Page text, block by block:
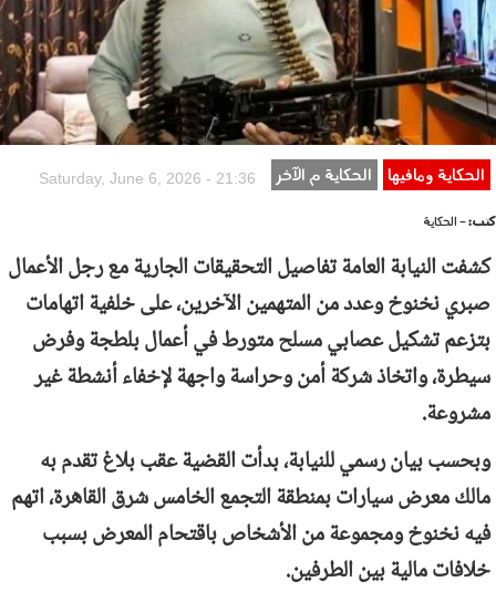
الحكاية ومافيها الحكاية م الآخر Saturday, June 6, 2026 - 21:36
كتب:- الحكاية
كشفت النيابة العامة تفاصيل التحقيقات الجارية مع رجل الأعمال
صبري نخنوخ وعدد من المتهمين الآخرين، على خلفية اتهامات
بتزعم تشكيل عصابي مسلح متورط في أعمال بلطجة وفرض
سيطرة، واتخاذ شركة أمن وحراسة واجهة لإخفاء أنشطة غير
مشروعة.
وبحسب بيان رسمي للنيابة، بدأت القضية عقب بلاغ تقدم به
مالك معرض سيارات بمنطقة التجمع الخامس شرق القاهرة، اتهم
فيه نخنوخ ومجموعة من الأشخاص باقتحام المعرض بسبب
خلافات مالية بين الطرفين.